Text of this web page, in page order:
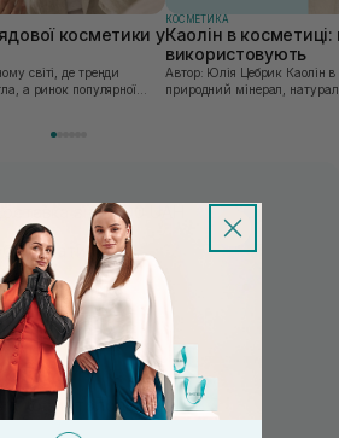
косметики у
а ринок популярної
КОСМЕТИКА
Каолін в
використовують
Автор: Юлія Цебрик Каолін в косметології – це
природний мінерал,
від 3000 UAH
оплати
косметика
та лояльності
товари
косметологів